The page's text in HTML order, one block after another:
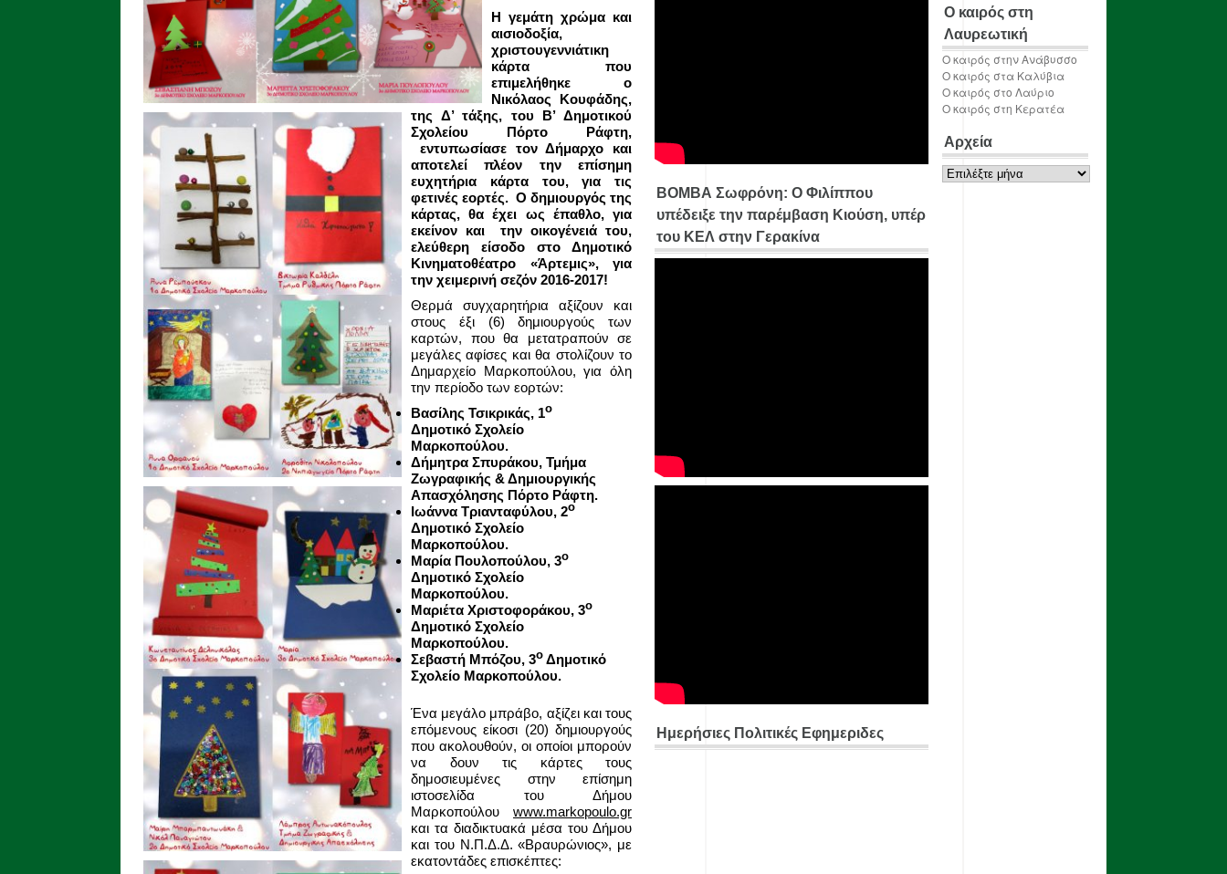
Η γεμάτη χρώμα και
αισιοδοξία,
χριστουγεννιάτικη
κάρτα που
επιμελήθηκε ο
Νικόλαος Κουφάδης,
της Δ’ τάξης, του Β’ Δημοτικού
Σχολείου Πόρτο Ράφτη,
εντυπωσίασε τον Δήμαρχο και
αποτελεί πλέον την επίσημη
ευχητήρια κάρτα του, για τις
φετινές εορτές. Ο δημιουργός της
κάρτας, θα έχει ως έπαθλο, για
εκείνον και την οικογένειά του,
ελεύθερη είσοδο στο Δημοτικό
Κινηματοθέατρο «Άρτεμις», για
την χειμερινή σεζόν 2016-2017!
Θερμά συγχαρητήρια αξίζουν και
στους έξι (6) δημιουργούς των
καρτών, που θα μετατραπούν σε
μεγάλες αφίσες και θα στολίζουν το
Δημαρχείο Μαρκοπούλου, για όλη
την περίοδο των εορτών:
Βασίλης Τσικρικάς, 1ο
Δημοτικό Σχολείο
Μαρκοπούλου.
Δήμητρα Σπυράκου, Τμήμα
Ζωγραφικής & Δημιουργικής
Απασχόλησης Πόρτο Ράφτη.
Ιωάννα Τριανταφύλου, 2ο
Δημοτικό Σχολείο
Μαρκοπούλου.
Μαρία Πουλοπούλου, 3ο
Δημοτικό Σχολείο
Μαρκοπούλου.
Μαριέτα Χριστοφοράκου, 3ο
Δημοτικό Σχολείο
Μαρκοπούλου.
Σεβαστή Μπόζου, 3ο Δημοτικό
Σχολείο Μαρκοπούλου.
Ένα μεγάλο μπράβο, αξίζει και τους
επόμενους είκοσι (20) δημιουργούς
που ακολουθούν, οι οποίοι μπορούν
να δουν τις κάρτες τους
δημοσιευμένες στην επίσημη
ιστοσελίδα του Δήμου
Μαρκοπούλου www.markopoulo.gr
και τα διαδικτυακά μέσα του Δήμου
και του Ν.Π.Δ.Δ. «Βραυρώνιος», με
εκατοντάδες επισκέπτες:
ΒΟΜΒΑ Σωφρόνη: Ο Φιλίππου
υπέδειξε την παρέμβαση Κιούση, υπέρ
του ΚΕΛ στην Γερακίνα
Ημερήσιες Πολιτικές Εφημεριδες
Ο καιρός στη
Λαυρεωτική
Ο καιρός στην Ανάβυσσο
Ο καιρός στα Καλύβια
Ο καιρός στο Λαύριο
Ο καιρός στη Κερατέα
Αρχεία
Αρχεία